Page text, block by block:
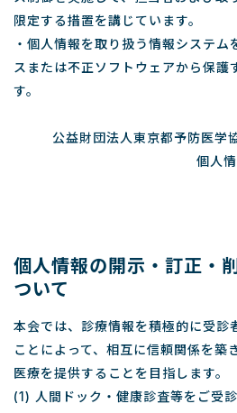
限定する措置を講じています。
・個人情報を取り扱う情報システム
スまたは不正ソフトウェアから保護
す。
公益財団法人東京都予防医
個人
個人情報の開示・訂正・
ついて
本会では、診療情報を積極的に受診
ことによって、相互に信頼関係を築
医療を提供することを目指します。
(1) 人間ドック・健康診査等をご受